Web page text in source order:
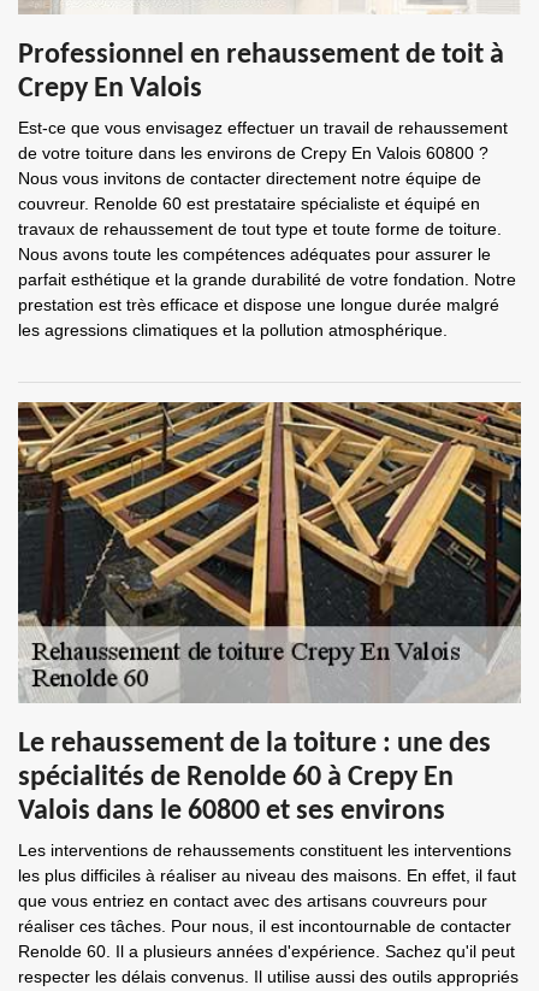
Professionnel en rehaussement de toit à
Crepy En Valois
Est-ce que vous envisagez effectuer un travail de rehaussement
de votre toiture dans les environs de Crepy En Valois 60800 ?
Nous vous invitons de contacter directement notre équipe de
couvreur. Renolde 60 est prestataire spécialiste et équipé en
travaux de rehaussement de tout type et toute forme de toiture.
Nous avons toute les compétences adéquates pour assurer le
parfait esthétique et la grande durabilité de votre fondation. Notre
prestation est très efficace et dispose une longue durée malgré
les agressions climatiques et la pollution atmosphérique.
Le rehaussement de la toiture : une des
spécialités de Renolde 60 à Crepy En
Valois dans le 60800 et ses environs
Les interventions de rehaussements constituent les interventions
les plus difficiles à réaliser au niveau des maisons. En effet, il faut
que vous entriez en contact avec des artisans couvreurs pour
réaliser ces tâches. Pour nous, il est incontournable de contacter
Renolde 60. Il a plusieurs années d'expérience. Sachez qu'il peut
respecter les délais convenus. Il utilise aussi des outils appropriés